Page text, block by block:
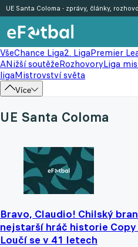
VšeChance Liga2. LigaPremier
ANižší soutěžeRozhovoryLiga
ligaMistrovství světa
Více
UE Santa Coloma - zprávy, články,
UE Santa Coloma
Bravo, Claudio! Chilský
nejstarší hráč historie
Loučí se v 41 letech